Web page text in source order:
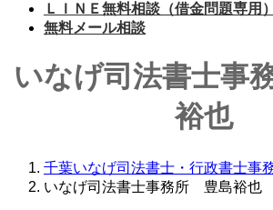
ＬＩＮＥ無料相談（借金問題専用）
無料メール相談
いなげ司法書士事
裕也
千葉いなげ司法書士・行政書士
いなげ司法書士事務所 豊島裕也